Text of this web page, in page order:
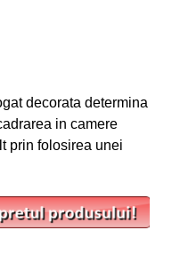
decorata determina
in camere
prin folosirea unei